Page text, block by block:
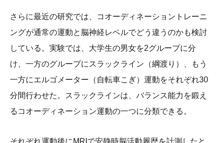
さらに最近の研究では、コオーディネーショントレーニ
ングが通常の運動と脳神経レベルでどう違うのかも検討
している。実験では、大学生の男女を2グループに分
け、一方のグループにスラックライン（綱渡り）、もう
一方にエルゴメーター（自転車こぎ）運動をそれぞれ30
分間行わせた。スラックラインは、バランス能力を鍛え
るコオーディネーション運動の一つに分類できる。
それぞれ運動後にMRIで安静時脳活動履歴を計測したと